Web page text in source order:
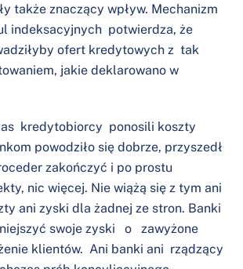
także znaczący wpływ. Mechanizm
indeksacyjnych potwierdza, że
ofert kredytowych z tak
jakie deklarowano w
kredytobiorcy ponosili koszty
powodziło się dobrze, przyszedł
zakończyć i po prostu
nic więcej. Nie wiążą się z tym ani
ani zyski dla żadnej ze stron. Banki
swoje zyski o zawyżone
klientów. Ani banki ani rządzący